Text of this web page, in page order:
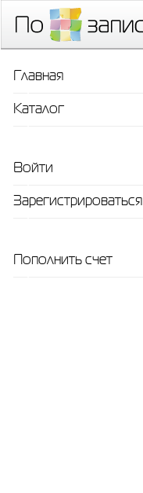
Главная
Каталог
Войти
Зарегистрироваться
Пополнить счет